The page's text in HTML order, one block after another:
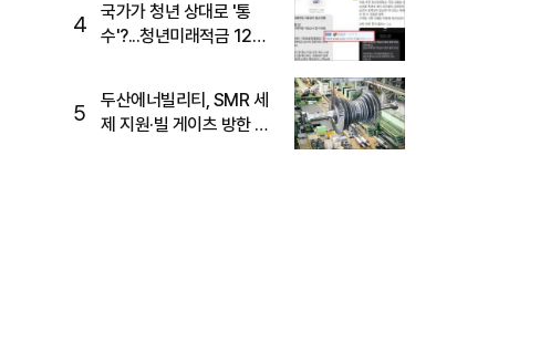
4
국가가 청년 상대로 '통
수'?...청년미래적금 12%
5
두산에너빌리티, SMR 세
제 지원·빌 게이츠 방한 기